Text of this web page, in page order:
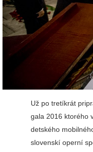
Už po tretíkrát
gala 2016 ktorého
detského
slovenskí operní